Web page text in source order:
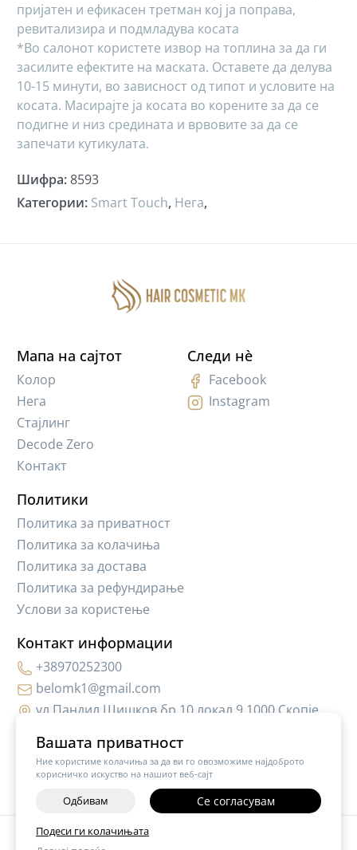
Вашата приватност
Ние користиме колачиња за да ви го овозможиме најдоброто
корисничко искуство на нашиот веб-сајт
Одбивам Се согласувам
Подеси ги колачињата
пријатен и ефикасен третман кој ја поправа,
ревитализира и подмладува косата
*Во салонот користете извор на топлина за да ги
засилите ефектите на маската. Оставете да делува
10-15 минути, во зависност од типот и условите на
косата. Масирајте ја косата во корените за да се
подигне и низ средината и врвовите за да се
запечати кутикулата.
Шифра:8593
Категории: Smart Touch, Нега,
Мапа на сајтот
Колор
Нега
Стајлинг
Decode Zero
Контакт
Политики
Политика за приватност
Политика за колачиња
Политика за достава
Политика за рефундирање
Услови за користење
Контакт информации
+38970252300
belomk1@gmail.com
ул.Пандил Шишков бр.10,локал 9 1000 Скопје
Следи нè
Facebook
Instagram
©2026Vendor x